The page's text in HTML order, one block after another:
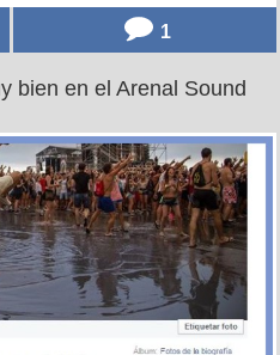
1
bien en el Arenal Sound